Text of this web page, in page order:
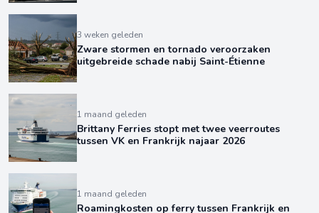
3 weken geleden
Zware stormen en tornado veroorzaken
uitgebreide schade nabij Saint-Étienne
1 maand geleden
Brittany Ferries stopt met twee veerroutes
tussen VK en Frankrijk najaar 2026
1 maand geleden
Roamingkosten op ferry tussen Frankrijk en